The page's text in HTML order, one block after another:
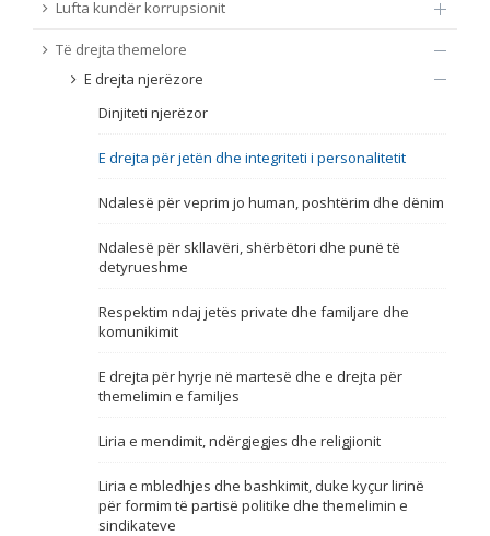
E DREJTA E QYTETARËVE TË BE-SË
Nën burim
Nga rrjeti 23
Data e shpalljes
Emër, përshkrim ose fjalen
Lufta kundër korrupsionit
Të drejta themelore
E drejta njerëzore
Dinjiteti njerëzor
E drejta për jetën dhe integriteti i personalitetit
Ndalesë për veprim jo human, poshtërim dhe dënim
Ndalesë për skllavëri, shërbëtori dhe punë të
detyrueshme
Respektim ndaj jetës private dhe familjare dhe
komunikimit
E drejta për hyrje në martesë dhe e drejta për
themelimin e familjes
Liria e mendimit, ndërgjegjes dhe religjionit
Liria e mbledhjes dhe bashkimit, duke kyçur lirinë
për formim të partisë politike dhe themelimin e
sindikateve